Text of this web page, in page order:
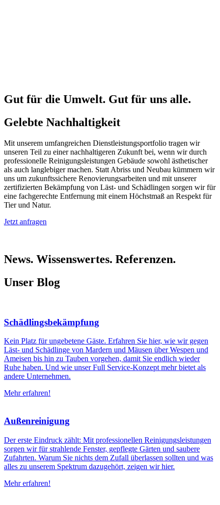
Gut für die Umwelt. Gut für uns alle.
Gelebte Nachhaltigkeit
Mit unserem umfangreichen Dienstleistungsportfolio tragen wir
unseren Teil zu einer nachhaltigeren Zukunft bei, wenn wir durch
professionelle Reinigungsleistungen Gebäude sowohl ästhetischer
als auch langlebiger machen. Statt Abriss und Neubau kümmern wir
uns um zukunftssichere Renovierungsarbeiten und mit unserer
zertifizierten Bekämpfung von Läst- und Schädlingen sorgen wir für
eine fachgerechte Entfernung mit einem Höchstmaß an Respekt für
Tier und Natur.
Jetzt anfragen
News. Wissenswertes. Referenzen.
Unser Blog
Schädlingsbekämpfung
Kein Platz für ungebetene Gäste. Erfahren Sie hier, wie wir gegen
Läst- und Schädlinge von Mardern und Mäusen über Wespen und
Ameisen bis hin zu Tauben vorgehen, damit Sie endlich wieder
Ruhe haben. Und wie unser Full Service-Konzept mehr bietet als
andere Unternehmen.
Mehr erfahren!
Außenreinigung
Der erste Eindruck zählt: Mit professionellen Reinigungsleistungen
sorgen wir für strahlende Fenster, gepflegte Gärten und saubere
Zufahrten. Warum Sie nichts dem Zufall überlassen sollten und was
alles zu unserem Spektrum dazugehört, zeigen wir hier.
Mehr erfahren!